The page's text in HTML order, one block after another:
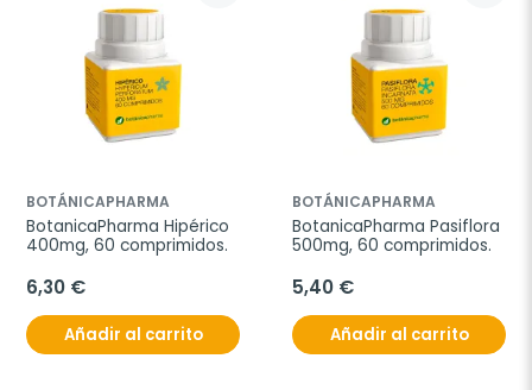
BOTÁNICAPHARMA
BotanicaPharma Hipérico
400mg, 60 comprimidos.
6,30 €
Añadir al carrito
BOTÁNICAPHARMA
BotanicaPharma Pasiflora
500mg, 60 comprimidos.
5,40 €
Añadir al carrito